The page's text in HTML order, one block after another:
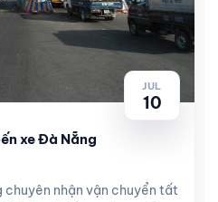
JUL
10
xe Đà Nẵng
chuyên nhận vận chuyển tất